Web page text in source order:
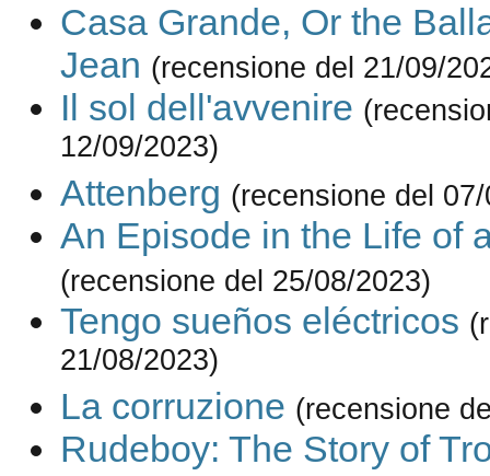
Casa Grande, Or the
Jean (recensione del 21/09/
Il sol dell'avvenire
12/09/2023)
Attenberg (recensione del
An Episode in the Life of
(recensione del 25/08/2023)
Tengo sueños eléctricos
21/08/2023)
La corruzione (recensione
Rudeboy: The Story of